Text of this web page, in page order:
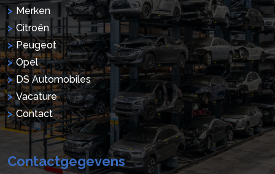
Merken
Citroën
Peugeot
Opel
DS Automobiles
Vacature
Contact
Contactgegevens